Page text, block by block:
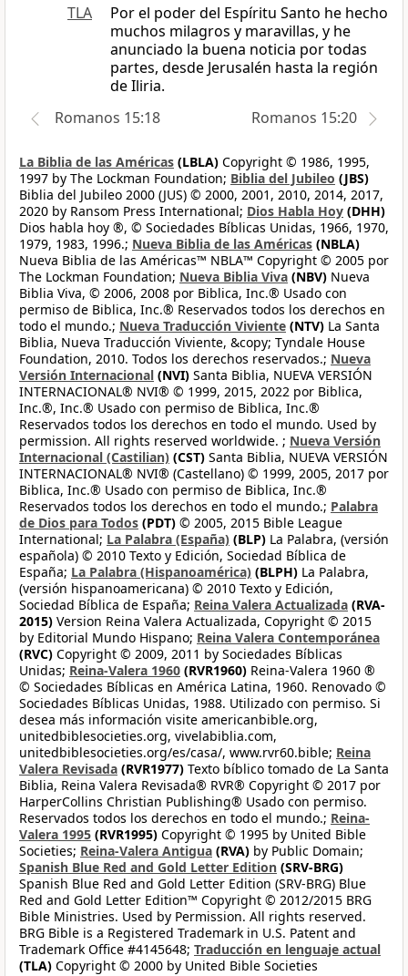
TLA
Por el poder del Espíritu Santo he hecho
muchos milagros y maravillas, y he
anunciado la buena noticia por todas
partes, desde Jerusalén hasta la región
de Iliria.
Romanos 15:18
Romanos 15:20
La Biblia de las Américas (LBLA) Copyright © 1986, 1995,
1997 by The Lockman Foundation; Biblia del Jubileo (JBS)
Biblia del Jubileo 2000 (JUS) © 2000, 2001, 2010, 2014, 2017,
2020 by Ransom Press International; Dios Habla Hoy (DHH)
Dios habla hoy ®, © Sociedades Bíblicas Unidas, 1966, 1970,
1979, 1983, 1996.; Nueva Biblia de las Américas (NBLA)
Nueva Biblia de las Américas™ NBLA™ Copyright © 2005 por
The Lockman Foundation; Nueva Biblia Viva (NBV) Nueva
Biblia Viva, © 2006, 2008 por Biblica, Inc.® Usado con
permiso de Biblica, Inc.® Reservados todos los derechos en
todo el mundo.; Nueva Traducción Viviente (NTV) La Santa
Biblia, Nueva Traducción Viviente, &copy; Tyndale House
Foundation, 2010. Todos los derechos reservados.; Nueva
Versión Internacional (NVI) Santa Biblia, NUEVA VERSIÓN
INTERNACIONAL® NVI® © 1999, 2015, 2022 por Biblica,
Inc.®, Inc.® Usado con permiso de Biblica, Inc.®
Reservados todos los derechos en todo el mundo. Used by
permission. All rights reserved worldwide. ; Nueva Versión
Internacional (Castilian) (CST) Santa Biblia, NUEVA VERSIÓN
INTERNACIONAL® NVI® (Castellano) © 1999, 2005, 2017 por
Biblica, Inc.® Usado con permiso de Biblica, Inc.®
Reservados todos los derechos en todo el mundo.; Palabra
de Dios para Todos (PDT) © 2005, 2015 Bible League
International; La Palabra (España) (BLP) La Palabra, (versión
española) © 2010 Texto y Edición, Sociedad Bíblica de
España; La Palabra (Hispanoamérica) (BLPH) La Palabra,
(versión hispanoamericana) © 2010 Texto y Edición,
Sociedad Bíblica de España; Reina Valera Actualizada (RVA-
2015) Version Reina Valera Actualizada, Copyright © 2015
by Editorial Mundo Hispano; Reina Valera Contemporánea
(RVC) Copyright © 2009, 2011 by Sociedades Bíblicas
Unidas; Reina-Valera 1960 (RVR1960) Reina-Valera 1960 ®
© Sociedades Bíblicas en América Latina, 1960. Renovado ©
Sociedades Bíblicas Unidas, 1988. Utilizado con permiso. Si
desea más información visite americanbible.org,
unitedbiblesocieties.org, vivelabiblia.com,
unitedbiblesocieties.org/es/casa/, www.rvr60.bible; Reina
Valera Revisada (RVR1977) Texto bíblico tomado de La Santa
Biblia, Reina Valera Revisada® RVR® Copyright © 2017 por
HarperCollins Christian Publishing® Usado con permiso.
Reservados todos los derechos en todo el mundo.; Reina-
Valera 1995 (RVR1995) Copyright © 1995 by United Bible
Societies; Reina-Valera Antigua (RVA) by Public Domain;
Spanish Blue Red and Gold Letter Edition (SRV-BRG)
Spanish Blue Red and Gold Letter Edition (SRV-BRG) Blue
Red and Gold Letter Edition™ Copyright © 2012/2015 BRG
Bible Ministries. Used by Permission. All rights reserved.
BRG Bible is a Registered Trademark in U.S. Patent and
Trademark Office #4145648; Traducción en lenguaje actual
(TLA) Copyright © 2000 by United Bible Societies